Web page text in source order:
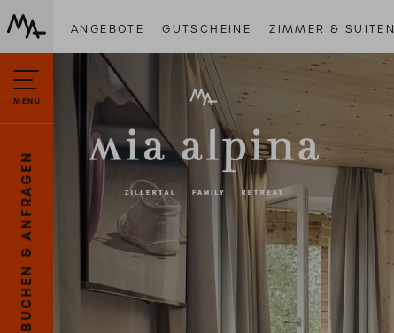
MENÜ
ANGEBOTE GUTSCHEINE ZIMMER & SUITEN
BUCHEN & ANFRAGEN